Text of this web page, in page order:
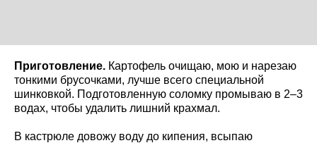
Приготовление. Картофель очищаю, мою и нарезаю
тонкими брусочками, лучше всего специальной
шинковкой. Подготовленную соломку промываю в 2–3
водах, чтобы удалить лишний крахмал.
В кастрюле довожу воду до кипения, всыпаю